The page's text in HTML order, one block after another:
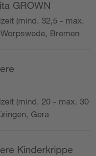
GROWN
(mind. 32,5 - max.
Bremen
(mind. 20 - max. 30
Gera
Kinderkrippe